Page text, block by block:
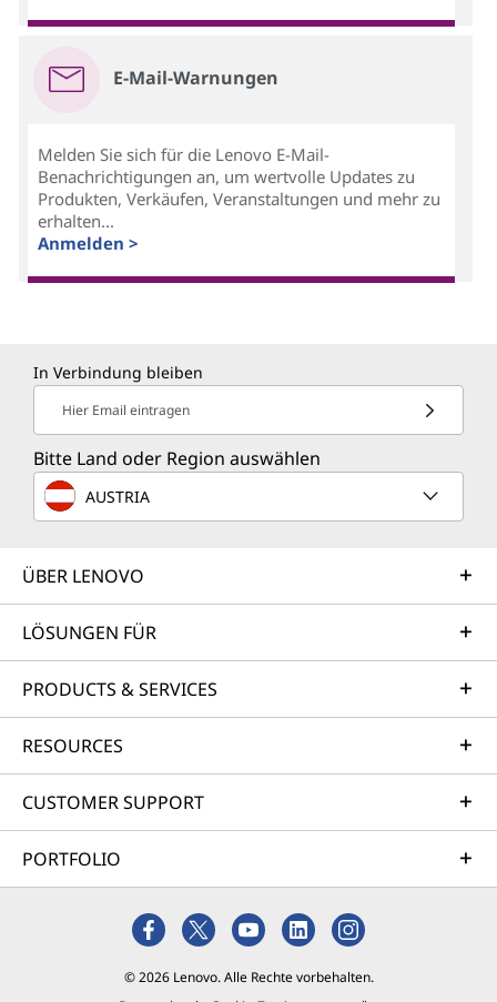
E-Mail-Warnungen
Melden Sie sich für die Lenovo E-Mail-
Benachrichtigungen an, um wertvolle Updates zu
Produkten, Verkäufen, Veranstaltungen und mehr zu
erhalten...
Anmelden >
In Verbindung bleiben
Hier Email eintragen
Bitte Land oder Region auswählen
AUSTRIA
ÜBER LENOVO
LÖSUNGEN FÜR
PRODUCTS & SERVICES
RESOURCES
CUSTOMER SUPPORT
PORTFOLIO
© 2026 Lenovo. Alle Rechte vorbehalten.